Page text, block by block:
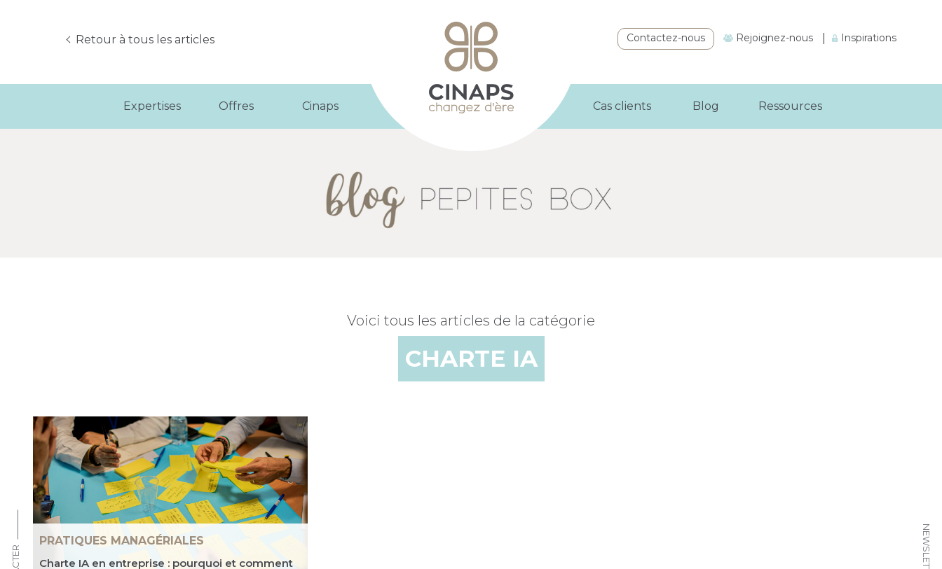
Contactez-nous Rejoignez-nous Inspirations
Expertises Offres Cinaps Cas clients Blog Ressources
NEWSLETTER
Retour à tous les articles
Voici tous les articles de la catégorie
CHARTE IA
PRATIQUES MANAGÉRIALES
Charte IA en entreprise : pourquoi et comment